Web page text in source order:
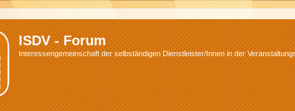
ISDV - Forum
Interessengemeinschaft der selbständigen Dienstleister/Innen in der